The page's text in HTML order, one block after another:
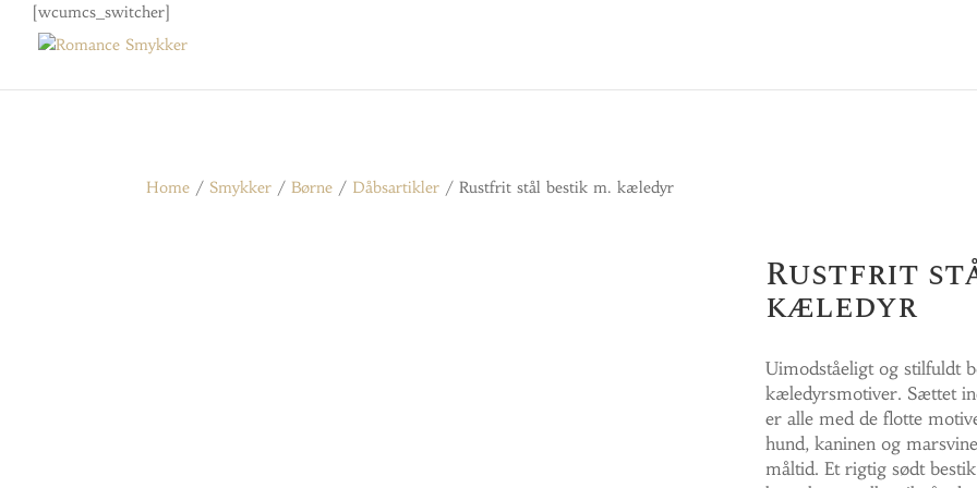
[wcumcs_switcher]
Home /Smykker /Børne / Dåbsartikler / Rustfrit stål bestik m. kæledyr
Rustfrit
kæledyr
Uimodståeligt og stilfuldt
kæledyrsmotiver. Sættet
er alle med de flotte
hund, kaninen og
måltid. Et rigtig sødt